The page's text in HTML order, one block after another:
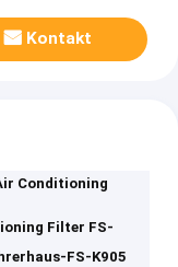
Kontakt
Conditioning
Filter FS-
FS-K905